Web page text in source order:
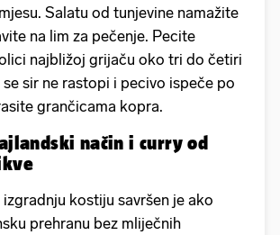
Salatu od tunjevine namažite
na lim za pečenje. Pecite
najbližoj grijaču oko tri do četiri
sir ne rastopi i pecivo ispeče po
grančicama kopra.
način i curry od
kostiju savršen je ako
prehranu bez mliječnih